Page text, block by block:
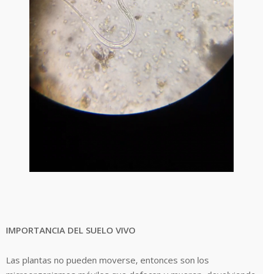
IMPORTANCIA DEL SUELO VIVO
Las plantas no pueden moverse, entonces son los